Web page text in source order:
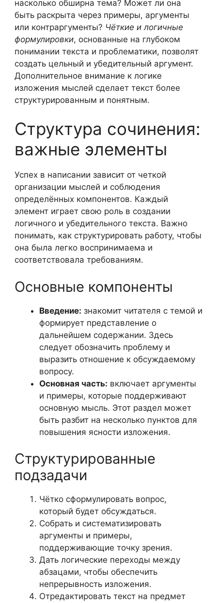
насколько обширна тема? Может ли она
быть раскрыта через примеры, аргументы
или контраргументы? Чёткие и логичные
формулировки, основанные на глубоком
понимании текста и проблематики, позволят
создать цельный и убедительный аргумент.
Дополнительное внимание к логике
изложения мыслей сделает текст более
структурированным и понятным.
Структура сочинения:
важные элементы
Успех в написании зависит от четкой
организации мыслей и соблюдения
определённых компонентов. Каждый
элемент играет свою роль в создании
логичного и убедительного текста. Важно
понимать, как структурировать работу, чтобы
она была легко воспринимаема и
соответствовала требованиям.
Основные компоненты
Введение: знакомит читателя с темой и
формирует представление о
дальнейшем содержании. Здесь
следует обозначить проблему и
выразить отношение к обсуждаемому
вопросу.
Основная часть: включает аргументы
и примеры, которые поддерживают
основную мысль. Этот раздел может
быть разбит на несколько пунктов для
повышения ясности изложения.
Структурированные
подзадачи
Чётко сформулировать вопрос,
который будет обсуждаться.
Собрать и систематизировать
аргументы и примеры,
поддерживающие точку зрения.
Дать логические переходы между
абзацами, чтобы обеспечить
непрерывность изложения.
Отредактировать текст на предмет